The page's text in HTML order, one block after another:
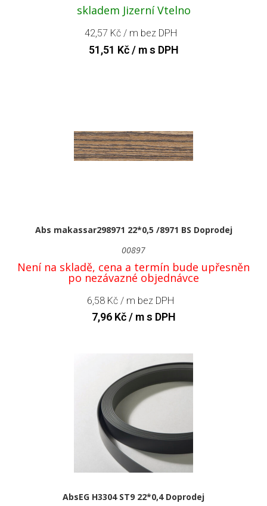
skladem Jizerní Vtelno
42,57 Kč/ m bez DPH
51,51 Kč/ m s DPH
Abs makassar298971 22*0,5 /8971 BS Doprodej
00897
Není na skladě, cena a termín bude upřesněn
po nezávazné objednávce
6,58 Kč / m bez DPH
7,96 Kč/ m s DPH
AbsEG H3304 ST9 22*0,4 Doprodej